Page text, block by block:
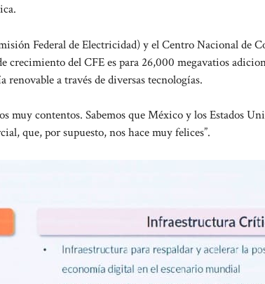
Federal de Electricidad) y el Centro Nacional de
crecimiento del CFE es para 26,000 megavatios
a través de diversas tecnologías.
muy contentos. Sabemos que México y los Estados
que, por supuesto, nos hace muy felices”.